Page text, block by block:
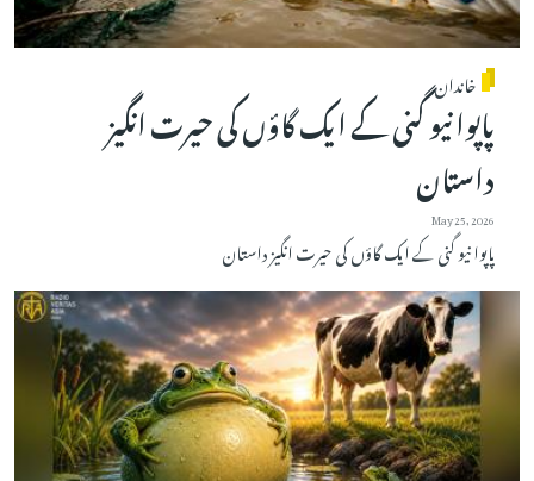
خاندان
پاپوا نیو گنی کے ایک گاؤں کی حیرت انگیز
داستان
May 25, 2026
پاپوا نیو گنی کے ایک گاؤں کی حیرت انگیز داستان